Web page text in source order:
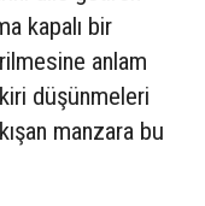
kapalı bir
anlam
düşünmeleri
manzara bu